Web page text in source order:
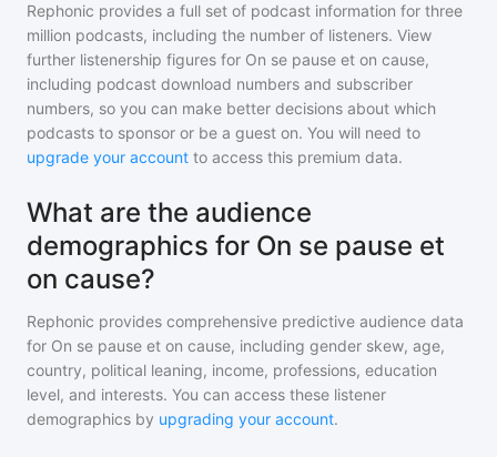
Rephonic provides a full set of podcast information for three
million podcasts, including the number of listeners. View
further listenership figures for On se pause et on cause,
including podcast download numbers and subscriber
numbers, so you can make better decisions about which
podcasts to sponsor or be a guest on. You will need to
upgrade your account to access this premium data.
What are the audience
demographics for On se pause et
on cause?
Rephonic provides comprehensive predictive audience data
for On se pause et on cause, including gender skew, age,
country, political leaning, income, professions, education
level, and interests. You can access these listener
demographics by upgrading your account.